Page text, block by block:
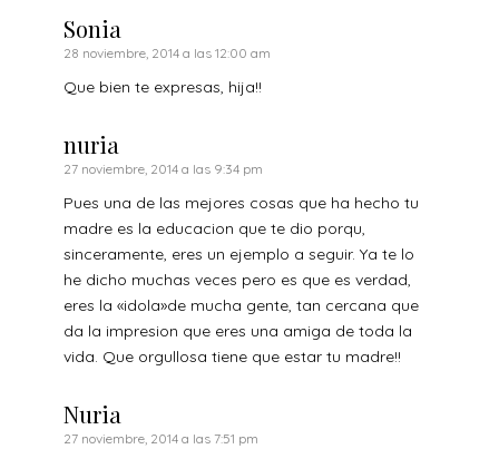
Sonia
28 noviembre, 2014 a las 12:00 am
Que bien te expresas, hija!!
nuria
27 noviembre, 2014 a las 9:34 pm
Pues una de las mejores cosas que ha hecho tu
madre es la educacion que te dio porqu,
sinceramente, eres un ejemplo a seguir. Ya te lo
he dicho muchas veces pero es que es verdad,
eres la «idola»de mucha gente, tan cercana que
da la impresion que eres una amiga de toda la
vida. Que orgullosa tiene que estar tu madre!!
Nuria
27 noviembre, 2014 a las 7:51 pm